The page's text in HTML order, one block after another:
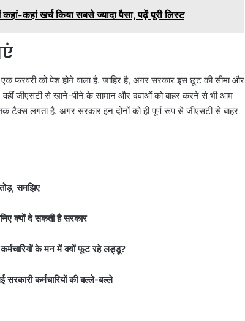
कहां-कहां खर्च किया सबसे ज्यादा पैसा, पढ़ें पूरी लिस्ट
एक फरवरी को पेश होने वाला है. जाहिर है, अगर सरकार इस छूट की सीमा और
वहीं जीएसटी से खाने-पीने के सामान और दवाओं को बाहर करने से भी आम
टैक्स लगता है. अगर सरकार इन दोनों को ही पूर्ण रूप से जीएसटी से बाहर
समझिए
क्यों दे सकती है सरकार
के मन में क्यों फूट रहे लड्डू?
कर्मचारियों की बल्ले-बल्ले